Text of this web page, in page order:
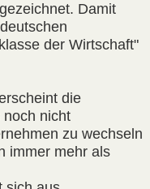
Damit
der Wirtschaft"
die
noch nicht
zu wechseln
immer mehr als